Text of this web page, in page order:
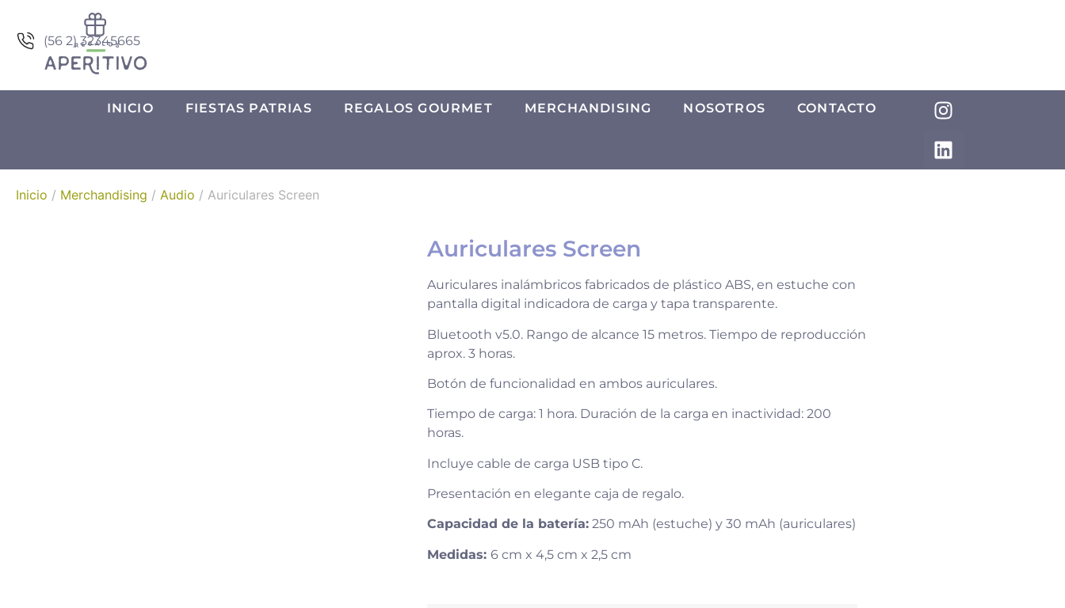
(56 2) 32345665
INICIO FIESTAS PATRIAS REGALOS GOURMET MERCHANDISING NOSOTROS CONTACTO
Inicio / Merchandising / Audio / Auriculares Screen
Auriculares Screen
Auriculares inalámbricos fabricados de plástico ABS, en estuche con
pantalla digital indicadora de carga y tapa transparente.
Bluetooth v5.0. Rango de alcance 15 metros. Tiempo de reproducción
aprox. 3 horas.
Botón de funcionalidad en ambos auriculares.
Tiempo de carga: 1 hora. Duración de la carga en inactividad: 200
horas.
Incluye cable de carga USB tipo C.
Presentación en elegante caja de regalo.
Capacidad de la batería: 250 mAh (estuche) y 30 mAh (auriculares)
Medidas: 6 cm x 4,5 cm x 2,5 cm